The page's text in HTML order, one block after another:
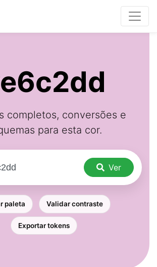
completos, conversões e
para esta cor.
Ver
paleta Validar contraste
Exportar tokens